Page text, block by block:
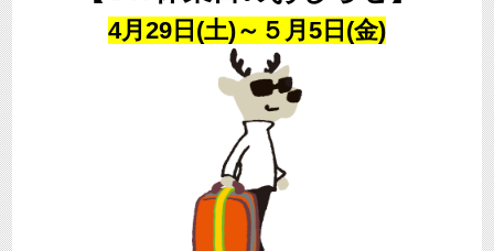
4月29日(土)～５月5日(金)